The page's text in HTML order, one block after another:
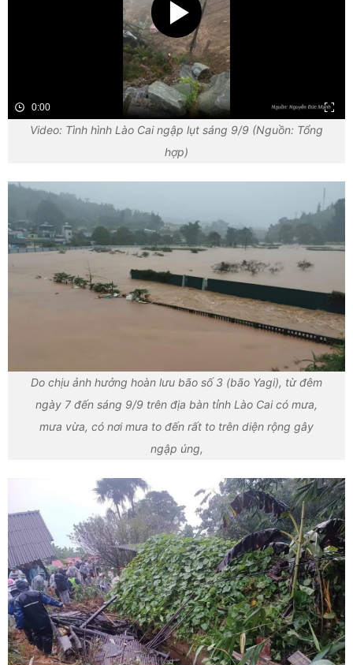
0:00
Video: Tình hình Lào Cai ngập lụt sáng 9/9 (Nguồn: Tổng
hợp)
Do chịu ảnh hưởng hoàn lưu bão số 3 (bão Yagi), từ đêm
ngày 7 đến sáng 9/9 trên địa bàn tỉnh Lào Cai có mưa,
mưa vừa, có nơi mưa to đến rất to trên diện rộng gây
ngập úng,